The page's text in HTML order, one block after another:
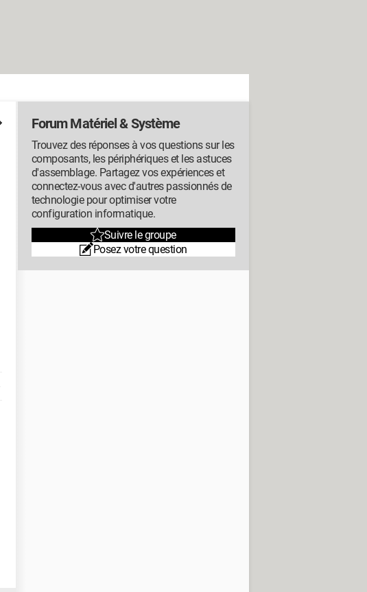
Forum Matériel & Système
Trouvez des réponses à vos questions sur les
composants, les périphériques et les astuces
d'assemblage. Partagez vos expériences et
connectez-vous avec d'autres passionnés de
technologie pour optimiser votre
configuration informatique.
Suivre le groupe
Posez votre question